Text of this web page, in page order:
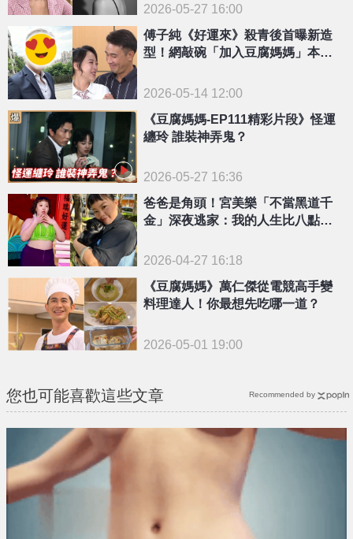
2026-05-27 16:00
傅子純《好運來》殺青後首曝新造
型！網敲碗「加入豆腐媽媽」本尊
2026-05-14 12:00
《豆腐媽媽-EP111精彩片段》怪運
纏玲 誰裝神弄鬼？
2026-05-27 16:36
爸爸是角頭！宮美樂「不當黑道千
金」深夜逃家：我的人生比八點檔
2026-04-27 16:18
《豆腐媽媽》萬仁傑從電競高手變
料理達人！你最想先吃哪一道？
2026-05-01 19:00
您也可能喜歡這些文章 Recommended by